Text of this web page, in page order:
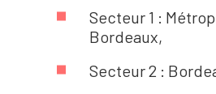
Secteur 1 :
Bordeaux,
Secteur 2 :